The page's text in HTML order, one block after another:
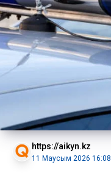
https://aikyn.kz
11 Маусым 2026 16:08